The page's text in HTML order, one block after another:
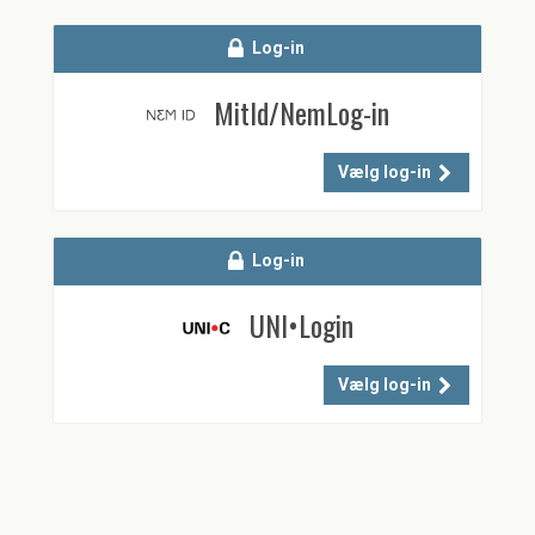
Log-in
MitId/NemLog-in
Vælg log-in
Log-in
UNI•Login
Vælg log-in